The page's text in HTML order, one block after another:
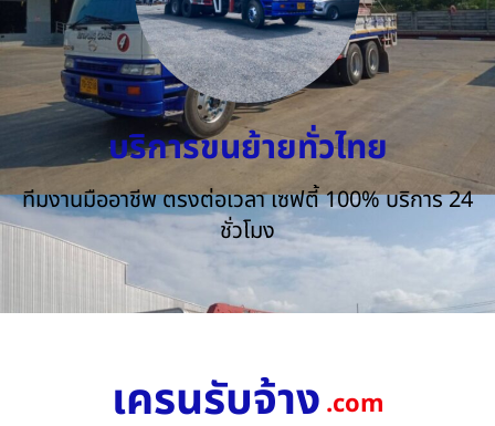
บริการขนย้ายทั่วไทย
ทีมงานมืออาชีพ ตรงต่อเวลา เซฟตี้ 100% บริการ 24
ชั่วโมง
เครนรับจ้าง .com